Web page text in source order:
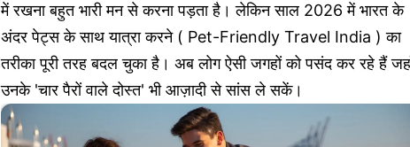
में रखना बहुत भारी मन से करना पड़ता है। लेकिन साल 2026 में भारत के
अंदर पेट्स के साथ यात्रा करने ( Pet-Friendly Travel India ) का
तरीका पूरी तरह बदल चुका है। अब लोग ऐसी जगहों को पसंद कर रहे हैं
उनके 'चार पैरों वाले दोस्त' भी आज़ादी से सांस ले सकें।